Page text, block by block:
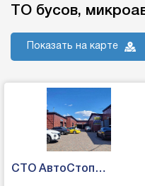
ТО бусов,
Показать на карте
СТО АвтоСтоп